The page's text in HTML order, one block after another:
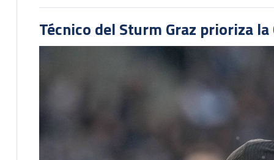
Técnico del Sturm Graz prioriza